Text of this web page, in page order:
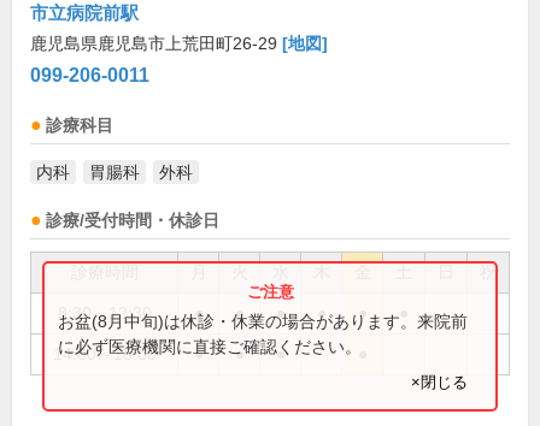
市立病院前駅
鹿児島県鹿児島市上荒田町26-29 [地図]
099-206-0011
診療科目
内科 胃腸科 外科
診療/受付時間・休診日
祝
8:30～12:30 ● ● ● ● ●
14:00～18:00 ● ● ●
お盆(8月中旬)は休診・休業の場合があります。来院前
に必ず医療機関に直接ご確認ください。
×閉じる